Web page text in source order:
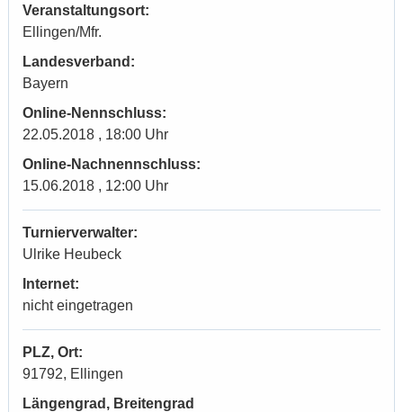
Veranstaltungsort:
Ellingen/Mfr.
Landesverband:
Bayern
Online-Nennschluss:
22.05.2018 , 18:00 Uhr
Online-Nachnennschluss:
15.06.2018 , 12:00 Uhr
Turnierverwalter:
Ulrike Heubeck
Internet:
nicht eingetragen
PLZ, Ort:
91792, Ellingen
Längengrad, Breitengrad